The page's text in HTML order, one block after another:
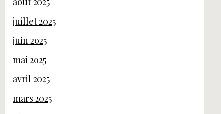
juillet 2025
juin 2025
mai 2025
avril 2025
mars 2025